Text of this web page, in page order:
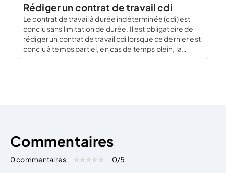
Rédiger un contrat de travail cdi
Le contrat de travail à durée indéterminée (cdi) est
conclu sans limitation de durée. Il est obligatoire de
rédiger un contrat de travail cdi lorsque ce dernier est
conclu à temps partiel, en cas de temps plein, la
rédaction n’est pas obligatoire. Cependant, peu
Commentaires
0 commentaires Évaluez cet article:
0/5